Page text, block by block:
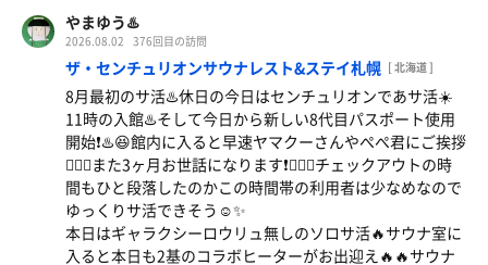
下段でも熱々🔥換気を織り交ぜながらながらのテクニカル
熱波で今日もいい汗🔥☺️💦
本日の水風呂は7.6℃と16.6℃❄️😆今日も超冷で指の先まで
痺れる水温❄️🥶
そして団扇でクールダウンタイム🆒🪑☺️✨ゆうちゃんの心
地よい風でリラックス☺️✨
今日も1時間程のサ活でさっぱり満足♨️☺️✨ここ最近は夕方
以降の外気温が涼しくて気持ちが良い☺️✨後はいつもの串
鳥で今日も乾杯🍺😆
やまゆう♨️
2026.08.02 376回目の訪問
ザ・センチュリオンサウナレスト&ステイ札幌 [ 北海道 ]
8月最初のサ活♨️休日の今日はセンチュリオンであサ活☀️
11時の入館♨️そして今日から新しい8代目パスポート使用
開始❗️♨️😆館内に入ると早速ヤマクーさんやぺぺ君にご挨拶
🙇🏻‍♂️また3ヶ月お世話になります❗️🙇🏻‍♂️チェックアウトの時
間もひと段落したのかこの時間帯の利用者は少なめなので
ゆっくりサ活できそう☺️✨
本日はギャラクシーロウリュ無しのソロサ活🔥サウナ室に
入ると本日も2基のコラボヒーターがお出迎え🔥🔥サウナ